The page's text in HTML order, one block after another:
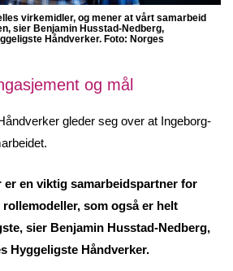
virkemidler, og mener at vårt samarbeid
sier Benjamin Husstad-Nedberg,
Håndverker. Foto: Norges
og mål
gleder seg over at Ingeborg-
er en viktig samarbeidspartner for
som også er helt
sier Benjamin Husstad-Nedberg,
Hyggeligste Håndverker.